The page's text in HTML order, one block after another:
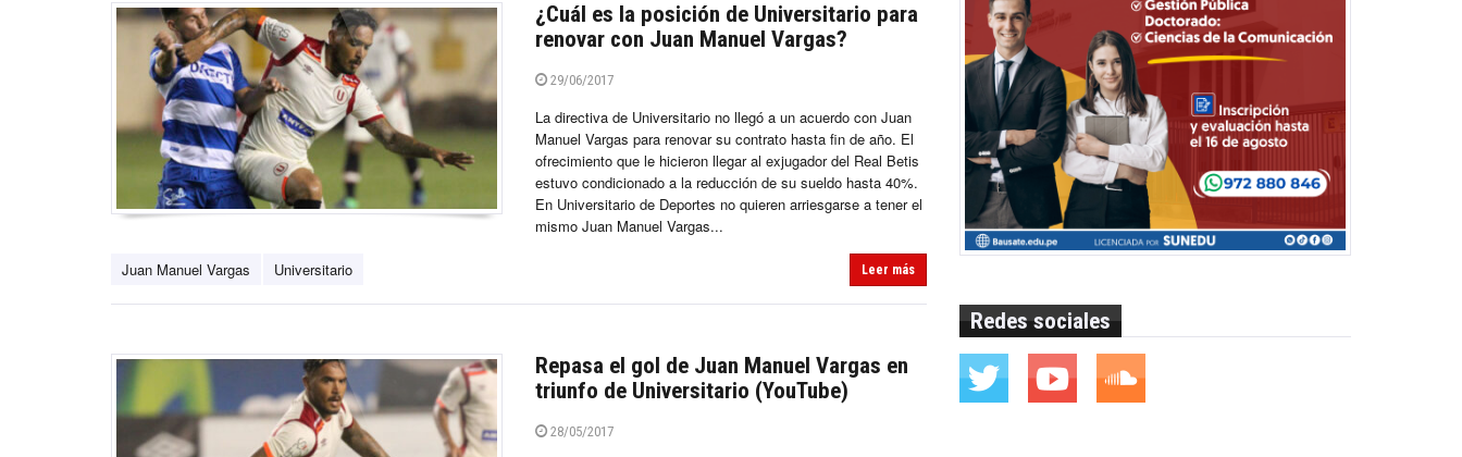
¿Cuál es la posición de Universitario para
renovar con Juan Manuel Vargas?
29/06/2017
La directiva de Universitario no llegó a un acuerdo con Juan
Manuel Vargas para renovar su contrato hasta fin de año. El
ofrecimiento que le hicieron llegar al exjugador del Real Betis
estuvo condicionado a la reducción de su sueldo hasta 40%.
En Universitario de Deportes no quieren arriesgarse a tener el
mismo Juan Manuel Vargas...
Juan Manuel Vargas Universitario Leer más
Repasa el gol de Juan Manuel Vargas en
triunfo de Universitario (YouTube)
28/05/2017
Redes sociales